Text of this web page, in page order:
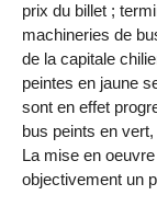
prix du billet ;
machineries de
de la capitale
peintes en jaune
sont en effet
bus peints en
La mise en
objectivement un